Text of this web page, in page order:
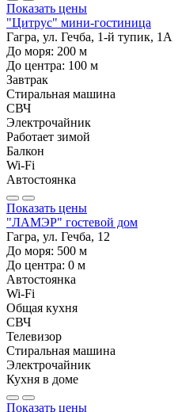
Показать цены
"Цитрус" мини-гостиница
Гагра, ул. Гечба, 1-й тупик, 1А
До моря: 200 м
До центра: 100 м
Завтрак
Стиральная машина
СВЧ
Электрочайник
Работает зимой
Балкон
Wi-Fi
Автостоянка
Показать цены
"ЛАМЭР" гостевой дом
Гагра, ул. Гечба, 12
До моря: 500 м
До центра: 0 м
Автостоянка
Wi-Fi
Общая кухня
СВЧ
Телевизор
Стиральная машина
Электрочайник
Кухня в доме
Показать цены